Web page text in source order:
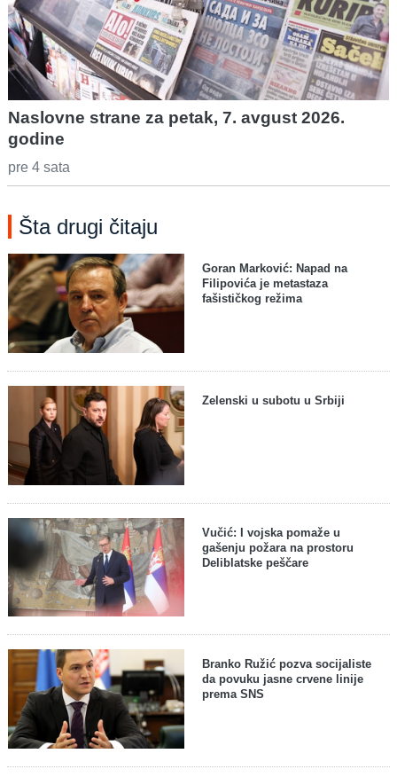
Naslovne strane za petak, 7. avgust 2026.
godine
pre 4 sata
Šta drugi čitaju
Goran Marković: Napad na
Filipovića je metastaza
fašističkog režima
Zelenski u subotu u Srbiji
Vučić: I vojska pomaže u
gašenju požara na prostoru
Deliblatske peščare
Branko Ružić pozva socijaliste
da povuku jasne crvene linije
prema SNS